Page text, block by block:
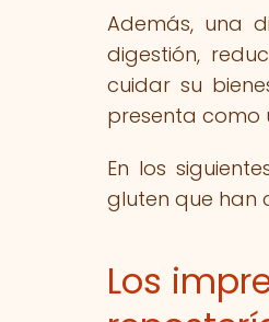
Además, una
digestión,
cuidar su
presenta como
En los
gluten que han
Los